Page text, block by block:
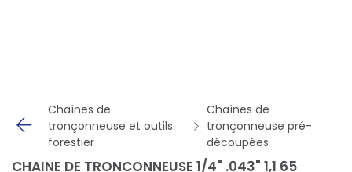
Chaînes de
tronçonneuse et outils
forestier
Chaînes de
tronçonneuse pré-
découpées
CHAINE DE TRONCONNEUSE 1/4" .043" 1,1 65